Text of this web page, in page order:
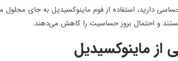
دارید، استفاده از فوم ماینوکسیدیل به جای محلول
هستند و احتمال بروز حساسیت را کاهش می‌دهند.
ماینوکسیدیل